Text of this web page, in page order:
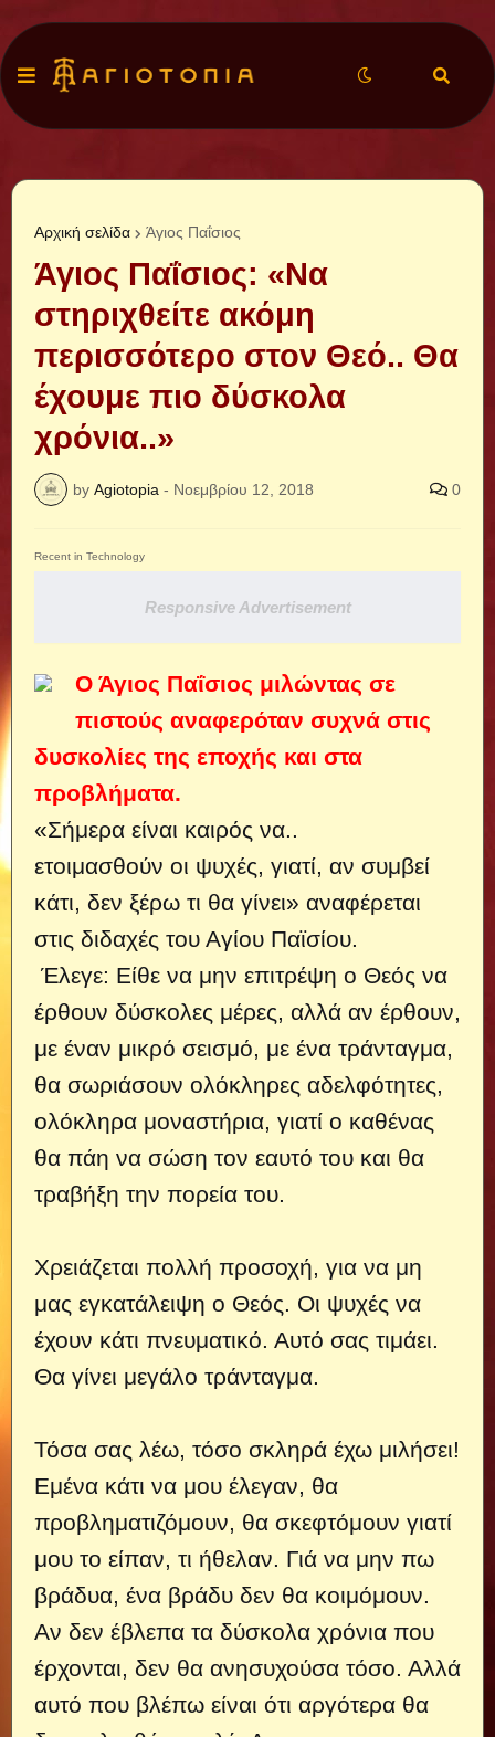
Αρχική σελίδα Άγιος Παΐσιος
Άγιος Παΐσιος: «Να
στηριχθείτε ακόμη
περισσότερο στον Θεό.. Θα
έχουμε πιο δύσκολα
χρόνια..»
by Agiotopia - Νοεμβρίου 12, 2018 0
Recent in Technology
Responsive Advertisement
Ο Άγιος Παΐσιος μιλώντας σε
πιστούς αναφερόταν συχνά στις
δυσκολίες της εποχής και στα
προβλήματα.
«Σήμερα είναι καιρός να..
ετοιμασθούν οι ψυχές, γιατί, αν συμβεί
κάτι, δεν ξέρω τι θα γίνει» αναφέρεται
στις διδαχές του Αγίου Παϊσίου.
Έλεγε: Είθε να μην επιτρέψη ο Θεός να
έρθουν δύσκολες μέρες, αλλά αν έρθουν,
με έναν μικρό σεισμό, με ένα τράνταγμα,
θα σωριάσουν ολόκληρες αδελφότητες,
ολόκληρα μοναστήρια, γιατί ο καθένας
θα πάη να σώση τον εαυτό του και θα
τραβήξη την πορεία του.
Χρειάζεται πολλή προσοχή, για να μη
μας εγκατάλειψη ο Θεός. Οι ψυχές να
έχουν κάτι πνευματικό. Αυτό σας τιμάει.
Θα γίνει μεγάλο τράνταγμα.
Τόσα σας λέω, τόσο σκληρά έχω μιλήσει!
Εμένα κάτι να μου έλεγαν, θα
προβληματιζόμουν, θα σκεφτόμουν γιατί
μου το είπαν, τι ήθελαν. Γιά να μην πω
βράδυα, ένα βράδυ δεν θα κοιμόμουν.
Αν δεν έβλεπα τα δύσκολα χρόνια που
έρχονται, δεν θα ανησυχούσα τόσο. Αλλά
αυτό που βλέπω είναι ότι αργότερα θα